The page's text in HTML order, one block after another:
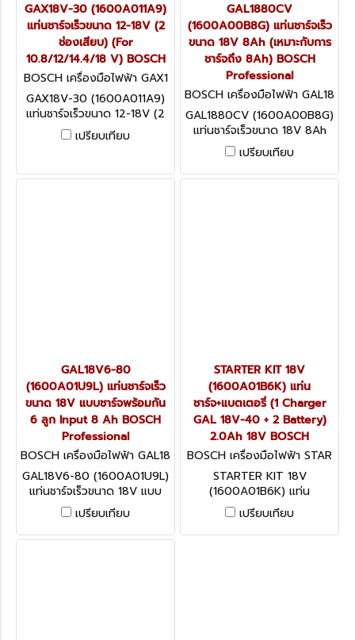
GAX18V-30 (1600A011A9)
แท่นชาร์จเร็วขนาด 12-18V (2
ช่องเสียบ) (For
10.8/12/14.4/18 V) BOSCH
BOSCH เครื่องมือไฟฟ้า GAX1
8V-30 (1600A011A9)
GAX18V-30 (1600A011A9)
แท่นชาร์จเร็วขนาด 12-18V (2
ช่องเสียบ) (For
10.8/12/14.4/18 V) BOSCH
เปรียบเทียบ
GAL1880CV
(1600A00B8G) แท่นชาร์จเร็ว
ขนาด 18V 8Ah (เหมาะกับการ
ชาร์จถึง 8Ah) BOSCH
Professional
BOSCH เครื่องมือไฟฟ้า GAL18
80CV (1600A00B8G)
GAL1880CV (1600A00B8G)
แท่นชาร์จเร็วขนาด 18V 8Ah
(เหมาะกับการชาร์จถึง 8Ah)
BOSCH Professional
เปรียบเทียบ
GAL18V6-80
(1600A01U9L) แท่นชาร์จเร็ว
ขนาด 18V แบบชาร์จพร้อมกัน
6 ลูก Input 8 Ah BOSCH
Professional
BOSCH เครื่องมือไฟฟ้า GAL18
V6-80 (1600A01U9L)
GAL18V6-80 (1600A01U9L)
แท่นชาร์จเร็วขนาด 18V แบบ
ชาร์จพร้อมกัน 6 ลูก Input 8
Ah BOSCH Professional
เปรียบเทียบ
STARTER KIT 18V
(1600A01B6K) แท่น
ชาร์จ+แบตเตอรี่ (1 Charger
GAL 18V-40 + 2 Battery)
2.0Ah 18V BOSCH
BOSCH เครื่องมือไฟฟ้า STAR
TER KIT 18V (1600A01B6K)
STARTER KIT 18V
(1600A01B6K) แท่น
ชาร์จ+แบตเตอรี่ (1 Charger
GAL 18V-40 + 2 Battery)
2.0Ah 18V BOSCH
เปรียบเทียบ